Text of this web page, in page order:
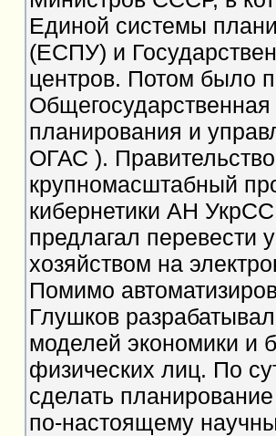
Единой системы
(ЕСПУ) и
центров. Потом было
планирования и
ОГАС ).
крупномасштабный
кибернетики АН
предлагал перевести
хозяйством на
Помимо
Глушков
моделей экономики и
физических лиц. По
сделать
по-настоящему